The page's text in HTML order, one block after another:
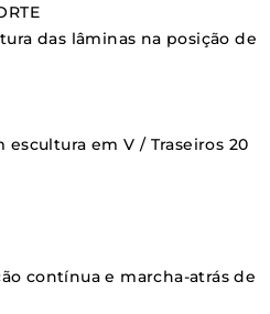
das lâminas na posição de
escultura em V / Traseiros 20
contínua e marcha-atrás de